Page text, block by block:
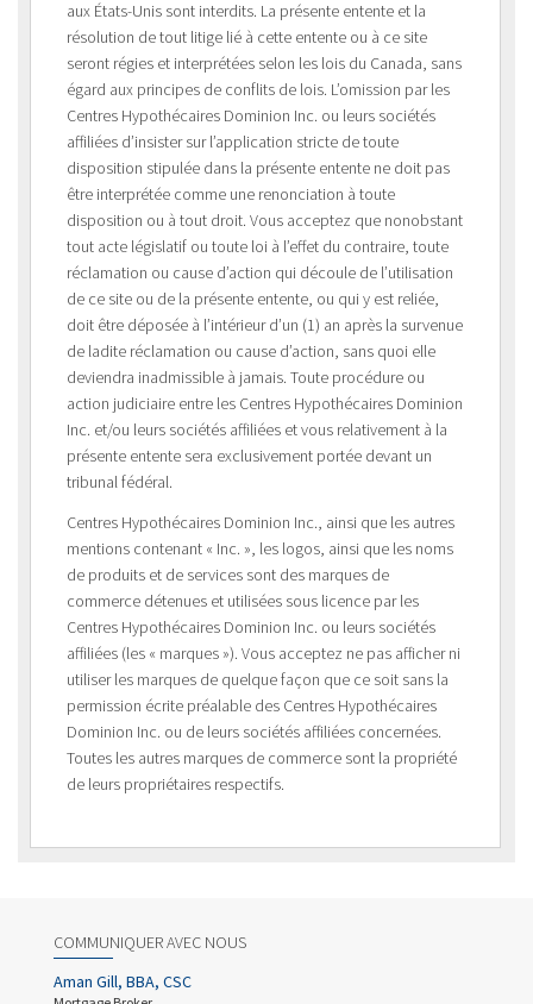
aux États-Unis sont interdits. La présente entente et la
résolution de tout litige lié à cette entente ou à ce site
seront régies et interprétées selon les lois du Canada, sans
égard aux principes de conflits de lois. L’omission par les
Centres Hypothécaires Dominion Inc. ou leurs sociétés
affiliées d’insister sur l’application stricte de toute
disposition stipulée dans la présente entente ne doit pas
être interprétée comme une renonciation à toute
disposition ou à tout droit. Vous acceptez que nonobstant
tout acte législatif ou toute loi à l’effet du contraire, toute
réclamation ou cause d’action qui découle de l’utilisation
de ce site ou de la présente entente, ou qui y est reliée,
doit être déposée à l’intérieur d’un (1) an après la survenue
de ladite réclamation ou cause d’action, sans quoi elle
deviendra inadmissible à jamais. Toute procédure ou
action judiciaire entre les Centres Hypothécaires Dominion
Inc. et/ou leurs sociétés affiliées et vous relativement à la
présente entente sera exclusivement portée devant un
tribunal fédéral.
Centres Hypothécaires Dominion Inc., ainsi que les autres
mentions contenant « Inc. », les logos, ainsi que les noms
de produits et de services sont des marques de
commerce détenues et utilisées sous licence par les
Centres Hypothécaires Dominion Inc. ou leurs sociétés
affiliées (les « marques »). Vous acceptez ne pas afficher ni
utiliser les marques de quelque façon que ce soit sans la
permission écrite préalable des Centres Hypothécaires
Dominion Inc. ou de leurs sociétés affiliées concernées.
Toutes les autres marques de commerce sont la propriété
de leurs propriétaires respectifs.
COMMUNIQUER AVEC NOUS
Aman Gill, BBA, CSC